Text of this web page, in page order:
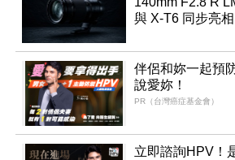
與 X-T6 同步亮相
伴侶和妳一起預
說愛妳！
PR（台灣癌症基金會）
立即諮詢HPV！